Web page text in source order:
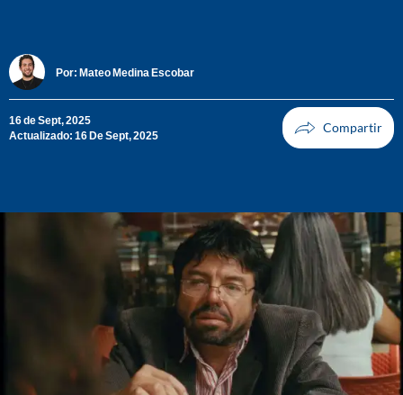
Por: Mateo Medina Escobar
16 de Sept, 2025
Actualizado: 16 De Sept, 2025